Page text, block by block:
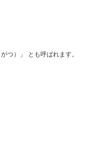
つ）」 とも呼ばれます。